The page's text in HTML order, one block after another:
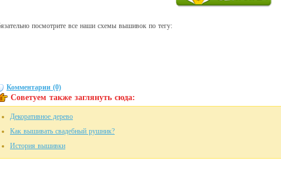
посмотрите все наши схемы вышивок по тегу:
Комментарии (0)
Советуем также заглянуть сюда:
Декоративное дерево
Как вышивать свадебный рушник?
История вышивки